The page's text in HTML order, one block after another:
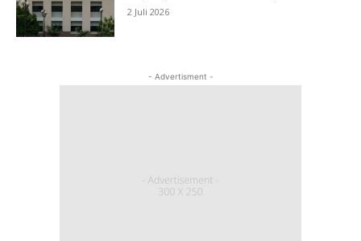
2 Juli 2026
- Advertisment -